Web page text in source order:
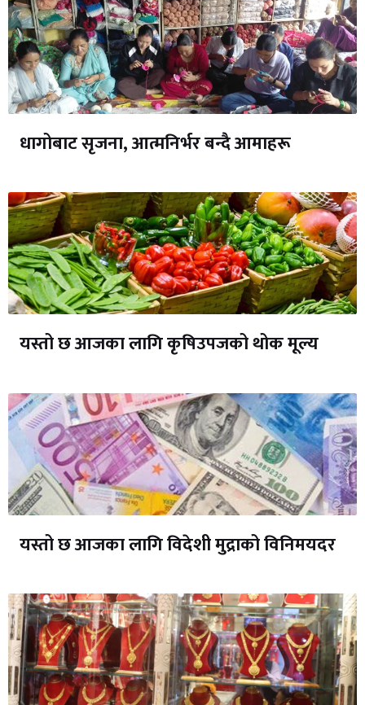
धागोबाट सृजना, आत्मनिर्भर बन्दै आमाहरू
यस्तो छ आजका लागि कृषिउपजको थोक मूल्य
यस्तो छ आजका लागि विदेशी मुद्राको विनिमयदर